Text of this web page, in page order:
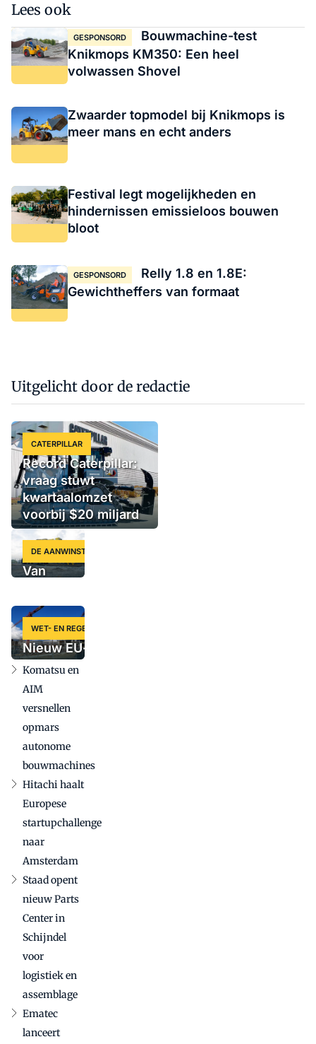
Lees ook
GESPONSORD
Bouwmachine-test
Knikmops KM350: Een heel
volwassen Shovel
Zwaarder topmodel bij Knikmops is
meer mans en echt anders
Festival legt mogelijkheden en
hindernissen emissieloos bouwen
bloot
GESPONSORD
Relly 1.8 en 1.8E:
Gewichtheffers van formaat
Uitgelicht door de redactie
CATERPILLAR
Record Caterpillar:
vraag stuwt
kwartaalomzet
voorbij $20 miljard
DE AANWINST
Van
krachtpatser
tot slimme
krol: vijf
nieuwe
machines
op een rij
WET- EN REGELGEVING
Nieuw EU-voorstel
voor
aanbestedingregels
hebben voor
bouwmachinesector
Komatsu en
AIM
versnellen
opmars
autonome
bouwmachines
Hitachi haalt
Europese
startupchallenge
naar
Amsterdam
Staad opent
nieuw Parts
Center in
Schijndel
voor
logistiek en
assemblage
Ematec
lanceert